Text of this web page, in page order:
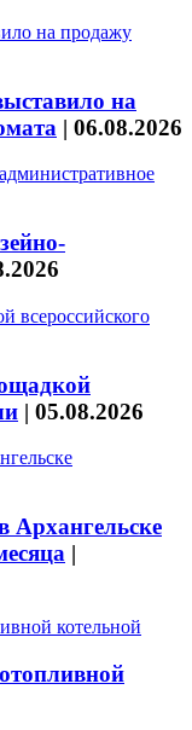
на
| 06.08.2026
| 05.08.2026
Архангельске
|